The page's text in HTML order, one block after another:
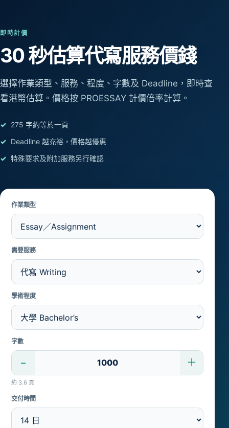
即時計價
30 秒估算代寫服務價錢
選擇作業類型、服務、程度、字數及 Deadline，即時查
看港幣估算。價格按 PROESSAY 計價倍率計算。
275 字約等於一頁
Deadline 越充裕，價格越優惠
特殊要求及附加服務另行確認
作業類型
需要服務
學術程度
字數
− ＋
約 3.6 頁
交付時間